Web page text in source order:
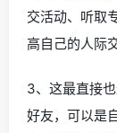
交活动、听取
高自己的人际
3、这最直接
好友，可以是